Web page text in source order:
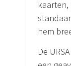
kaarten,
hem
De